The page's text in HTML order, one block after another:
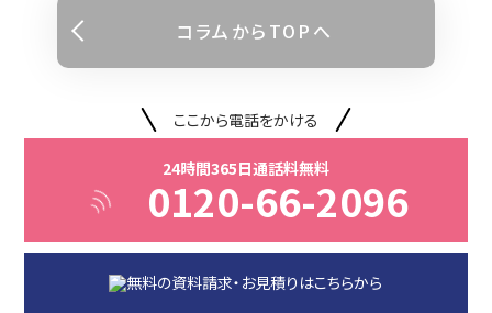
コラムからTOPへ
ここから電話をかける
24時間365日通話料無料
0120-66-2096